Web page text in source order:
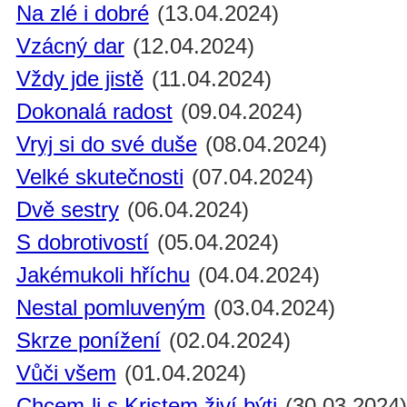
Na zlé i dobré (13.04.2024)
Vzácný dar (12.04.2024)
Vždy jde jistě (11.04.2024)
Dokonalá radost (09.04.2024)
Vryj si do své duše (08.04.2024)
Velké skutečnosti (07.04.2024)
Dvě sestry (06.04.2024)
S dobrotivostí (05.04.2024)
Jakémukoli hříchu (04.04.2024)
Nestal pomluveným (03.04.2024)
Skrze ponížení (02.04.2024)
Vůči všem (01.04.2024)